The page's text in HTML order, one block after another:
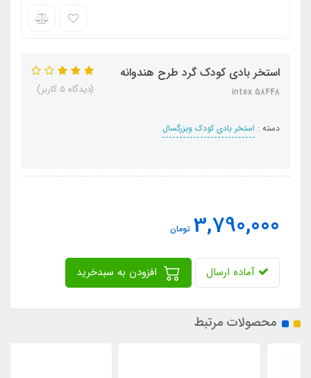
استخر بادی کودک گرد طرح هندوانه
intex 58448
دسته : استخر بادی کودک وبزرگسال
(دیدگاه 5 کاربر)
3,790,000 تومان
آماده ارسال
محصولات مرتبط